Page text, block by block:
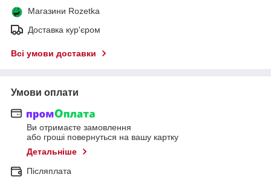
Магазини Rozetka
Доставка кур'єром
Всі умови доставки
Умови оплати
Ви отримаєте замовлення
або гроші повернуться на вашу картку
Детальніше
Післяплата